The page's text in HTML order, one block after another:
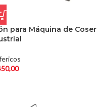
para Máquina de Coser